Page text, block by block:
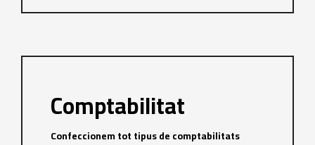
Comptabilitat
Confeccionem tot tipus de comptabilitats